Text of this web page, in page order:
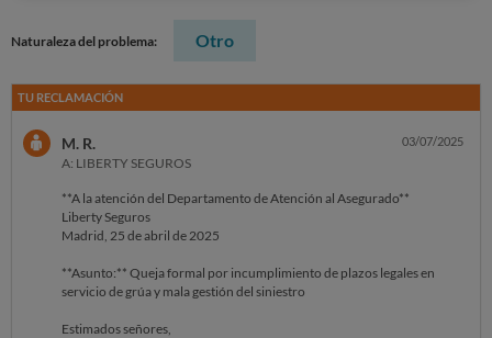
Naturaleza del problema: Otro
TU RECLAMACIÓN
M. R.
A: LIBERTY SEGUROS
03/07/2025
**A la atención del Departamento de Atención al Asegurado**
Liberty Seguros
Madrid, 25 de abril de 2025
**Asunto:** Queja formal por incumplimiento de plazos legales en
servicio de grúa y mala gestión del siniestro
Estimados señores,